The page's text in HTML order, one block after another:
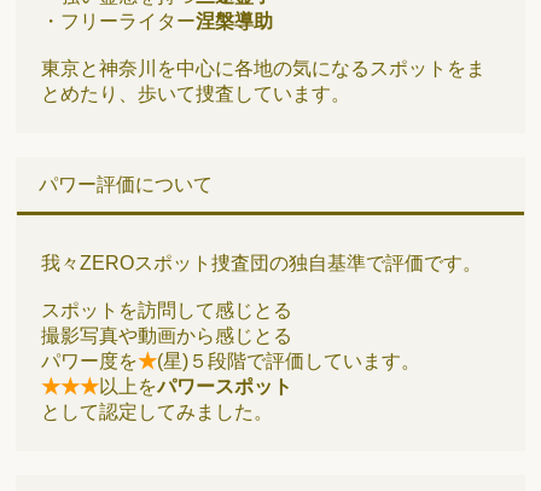
・フリーライター涅槃導助
東京と神奈川を中心に各地の気になるスポットをま
とめたり、歩いて捜査しています。
パワー評価について
我々ZEROスポット捜査団の独自基準で評価です。
スポットを訪問して感じとる
撮影写真や動画から感じとる
パワー度を★(星)５段階で評価しています。
★★★以上をパワースポット
として認定してみました。